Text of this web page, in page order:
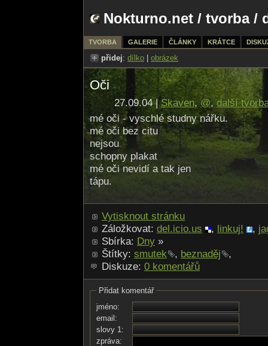
Nokturno.net / tvorba/
TVORBA GALERIE ČLÁNKY KRÁTCE
přidej: dílko obrázek
Oči
27.09.04 |Skaven,@,další
mé oči - vyschlé studny nářku.
mé oči bez citu
nejsou
schopny plakat
mé oči nevidí a tak jen
tápu.
Vytisknout stránku
Záložkovat: del.icio.us , linkuj! ,
Sbírka: Dny »
Štítky: smutek , beznaděj
,
Diskuze: 0 komentářů
Přidat komentář
jméno:
email:
slovy 1:
zpráva: